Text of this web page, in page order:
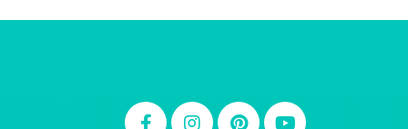
Carla Eschberger